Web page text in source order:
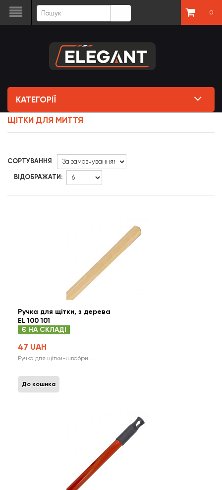
0
КАТЕГОРІЇ
ЩІТКИ ДЛЯ МИТТЯ
СОРТУВАННЯ
ВІДОБРАЖАТИ:
Ручка для щітки, з дерева
EL 100 101
Є НА СКЛАДІ
47 UAH
Ручка для щітки-швабри. ..
До кошика